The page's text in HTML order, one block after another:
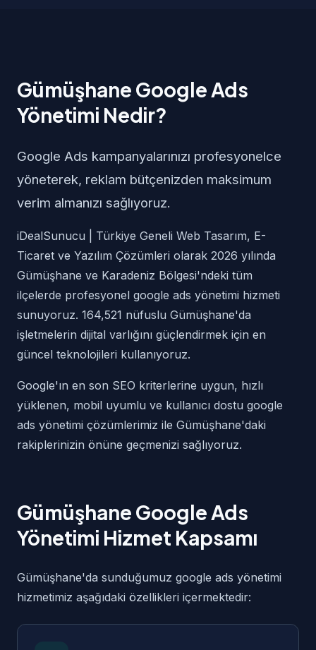
Gümüşhane Google Ads
Yönetimi Nedir?
Google Ads kampanyalarınızı profesyonelce
yöneterek, reklam bütçenizden maksimum
verim almanızı sağlıyoruz.
iDealSunucu | Türkiye Geneli Web Tasarım, E-
Ticaret ve Yazılım Çözümleri olarak 2026 yılında
Gümüşhane ve Karadeniz Bölgesi'ndeki tüm
ilçelerde profesyonel google ads yönetimi hizmeti
sunuyoruz. 164,521 nüfuslu Gümüşhane'da
işletmelerin dijital varlığını güçlendirmek için en
güncel teknolojileri kullanıyoruz.
Google'ın en son SEO kriterlerine uygun, hızlı
yüklenen, mobil uyumlu ve kullanıcı dostu google
ads yönetimi çözümlerimiz ile Gümüşhane'daki
rakiplerinizin önüne geçmenizi sağlıyoruz.
Gümüşhane Google Ads
Yönetimi Hizmet Kapsamı
Gümüşhane'da sunduğumuz google ads yönetimi
hizmetimiz aşağıdaki özellikleri içermektedir: